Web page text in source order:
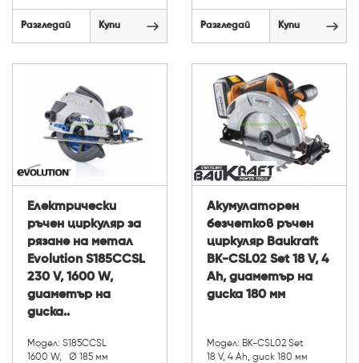
Разгледай Купи Разгледай Купи
Електрически
ръчен циркуляр за
рязане на метал
Evolution S185CCSL
230 V, 1600 W,
диаметър на
диска..
Модел: S185CCSL
1600 W, Ø 185 мм
Акумулаторен
безчетков ръчен
циркуляр Baukraft
BK-CSL02 Set 18 V, 4
Ah, диаметър на
диска 180 мм
Модел: BK-CSL02 Set
18 V, 4 Ah, диск 180 мм